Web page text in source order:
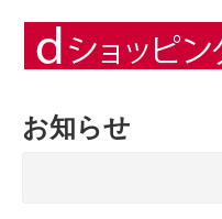
お知らせ